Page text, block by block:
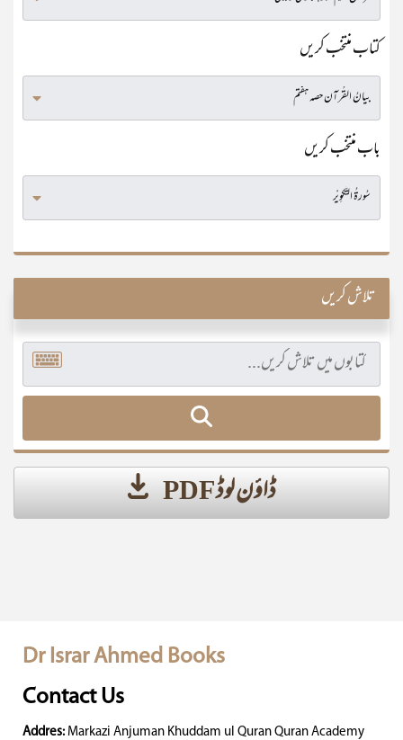
کتاب منتخب کریں
باب منتخب کریں
تلاش کریں
ڈاؤن لوڈ PDF
Dr Israr Ahmed Books
Contact Us
Addres: Markazi Anjuman Khuddam ul Quran Quran Academy